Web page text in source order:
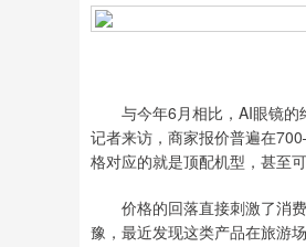
与今年6月相比，AI眼镜的
记者来访，商家报价普遍在
格对应的就是顶配机型，甚至
价格的回落直接刺激了消费
豫，最近发现这类产品在旅游